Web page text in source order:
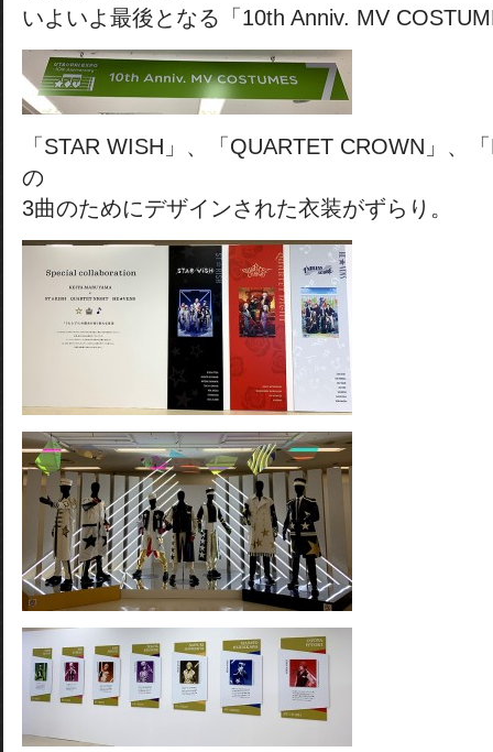
いよいよ最後となる「10th Anniv. MV
「STAR WISH」、「QUARTET CROWN」、
の
3曲のためにデザインされた衣装がずらり。